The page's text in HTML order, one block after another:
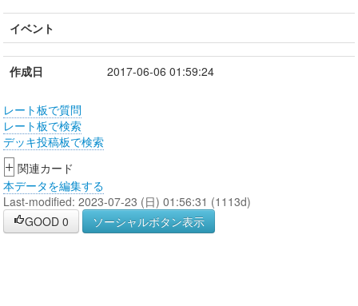
イベント
作成日 2017-06-06 01:59:24
レート板で質問
レート板で検索
デッキ投稿板で検索
+ 関連カード
本データを編集する
Last-modified: 2023-07-23 (日) 01:56:31 (1113d)
GOOD 0 ソーシャルボタン表示